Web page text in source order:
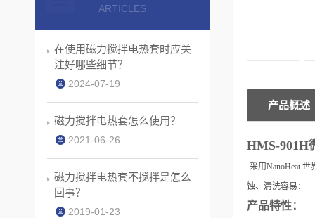
产品概述
HMS-901H
采用NanoHeat
蚀、清洗容易：
产品特性：
ARTICLES
在使用磁力搅拌电热套时应关
注好哪些细节？
2024-07-19
磁力搅拌电热套怎么使用？
2021-06-26
磁力搅拌电热套不搅拌是怎么
回事？
2019-01-23